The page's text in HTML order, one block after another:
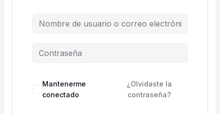
Mantenerme
conectado
¿Olvidaste la
contraseña?